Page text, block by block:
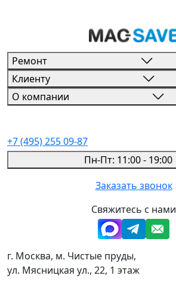
Ремонт
Клиенту
О компании
+7 (495) 255 09-87
Пн-Пт: 11:00 - 19:00
Заказать звонок
Свяжитесь с нами
г. Москва, м. Чистые пруды,
ул. Мясницкая ул., 22, 1 этаж